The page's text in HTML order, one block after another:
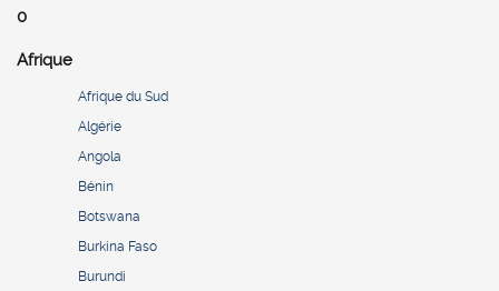
0
Afrique
Afrique du Sud
Algérie
Angola
Bénin
Botswana
Burkina Faso
Burundi